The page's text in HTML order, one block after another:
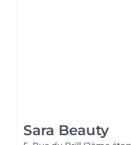
Sara Beauty